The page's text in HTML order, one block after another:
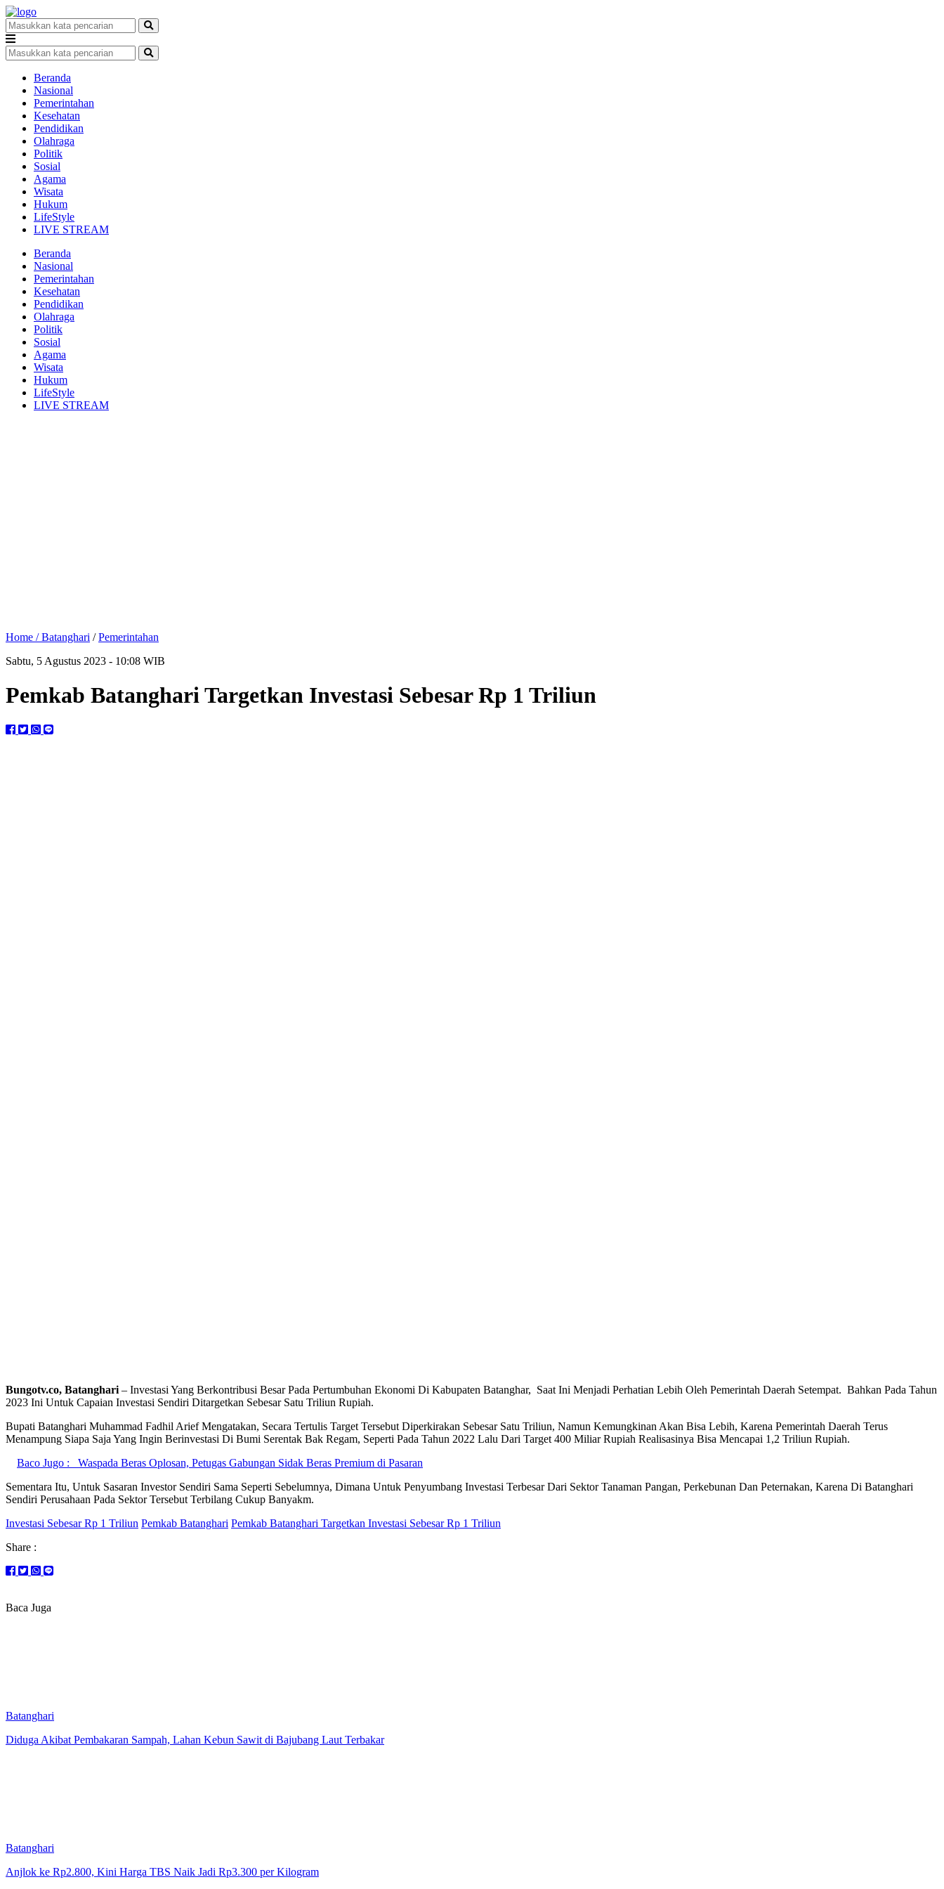
Beranda
Nasional
Pemerintahan
Kesehatan
Pendidikan
Olahraga
Politik
Sosial
Agama
Wisata
Hukum
LifeStyle
LIVE STREAM
Beranda
Nasional
Pemerintahan
Kesehatan
Pendidikan
Olahraga
Politik
Sosial
Agama
Wisata
Hukum
LifeStyle
LIVE STREAM
Home /Batanghari /Pemerintahan
Sabtu, 5 Agustus 2023 - 10:08 WIB
Pemkab Batanghari Targetkan Investasi Sebesar Rp 1 Triliun
Bungotv.co, Batanghari – Investasi Yang Berkontribusi Besar Pada Pertumbuhan Ekonomi Di Kabupaten Batanghar, Saat Ini Menjadi Perhatian Lebih Oleh Pemerintah Daerah Setempat. Bahkan Pada Tahun
2023 Ini Untuk Capaian Investasi Sendiri Ditargetkan Sebesar Satu Triliun Rupiah.
Bupati Batanghari Muhammad Fadhil Arief Mengatakan, Secara Tertulis Target Tersebut Diperkirakan Sebesar Satu Triliun, Namun Kemungkinan Akan Bisa Lebih, Karena Pemerintah Daerah Terus
Menampung Siapa Saja Yang Ingin Berinvestasi Di Bumi Serentak Bak Regam, Seperti Pada Tahun 2022 Lalu Dari Target 400 Miliar Rupiah Realisasinya Bisa Mencapai 1,2 Triliun Rupiah.
Baco Jugo :
Waspada Beras Oplosan, Petugas Gabungan Sidak Beras Premium di Pasaran
Sementara Itu, Untuk Sasaran Investor Sendiri Sama Seperti Sebelumnya, Dimana Untuk Penyumbang Investasi Terbesar Dari Sektor Tanaman Pangan, Perkebunan Dan Peternakan, Karena Di Batanghari
Sendiri Perusahaan Pada Sektor Tersebut Terbilang Cukup Banyakm.
Investasi Sebesar Rp 1 Triliun Pemkab Batanghari Pemkab Batanghari Targetkan Investasi Sebesar Rp 1 Triliun
Share :
Baca Juga
Batanghari
Diduga Akibat Pembakaran Sampah, Lahan Kebun Sawit di Bajubang Laut Terbakar
Batanghari
Anjlok ke Rp2.800, Kini Harga TBS Naik Jadi Rp3.300 per Kilogram